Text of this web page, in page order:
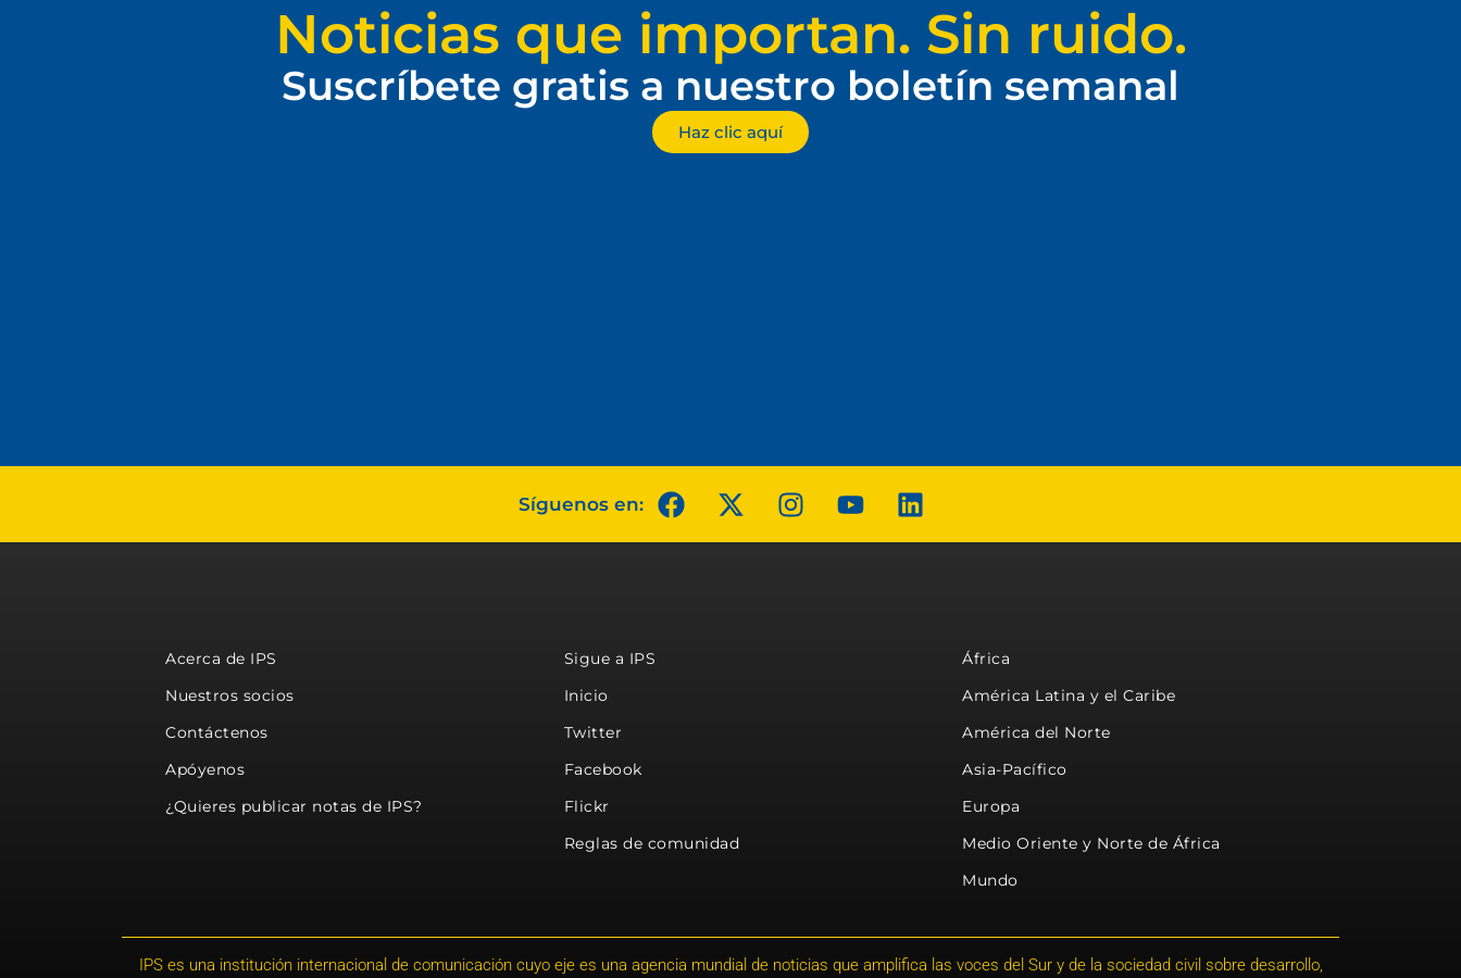
Noticias que importan. Sin ruido.
Suscríbete gratis a nuestro boletín semanal
Haz clic aquí
Síguenos en:
Acerca de IPS
Nuestros socios
Contáctenos
Apóyenos
¿Quieres publicar notas de IPS?
Sigue a IPS
Inicio
Twitter
Facebook
Flickr
Reglas de comunidad
África
América Latina y el Caribe
América del Norte
Asia-Pacífico
Europa
Medio Oriente y Norte de África
Mundo
IPS es una institución internacional de comunicación cuyo eje es una agencia mundial de noticias que amplifica las voces del Sur y de la sociedad civil sobre desarrollo,